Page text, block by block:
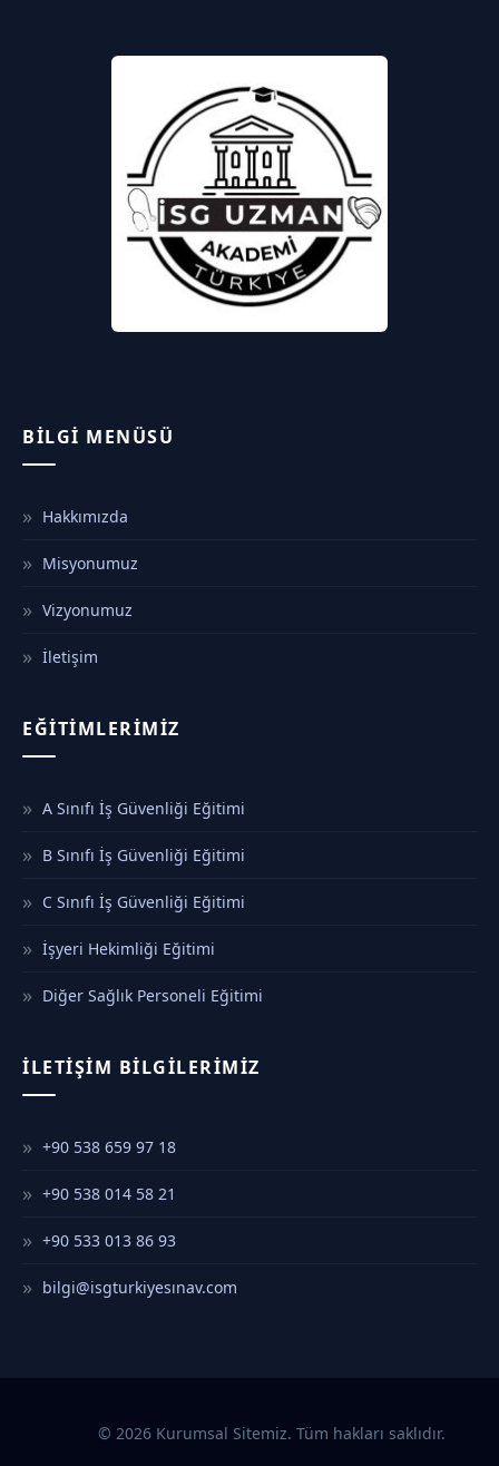
BILGI MENÜSÜ
Hakkımızda
Misyonumuz
Vizyonumuz
İletişim
EĞITIMLERIMIZ
A Sınıfı İş Güvenliği Eğitimi
B Sınıfı İş Güvenliği Eğitimi
C Sınıfı İş Güvenliği Eğitimi
İşyeri Hekimliği Eğitimi
Diğer Sağlık Personeli Eğitimi
İLETIŞIM BILGILERIMIZ
+90 538 659 97 18
+90 538 014 58 21
+90 533 013 86 93
bilgi@isgturkiyesınav.com
© 2026 Kurumsal Sitemiz. Tüm hakları saklıdır.